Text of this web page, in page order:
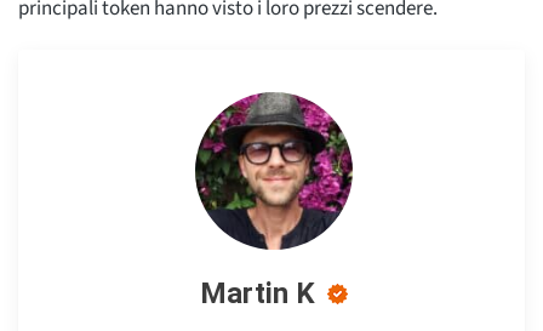
principali token hanno visto i loro prezzi scendere.
Martin K